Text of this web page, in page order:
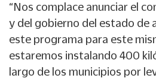
“Nos complace anunciar el
y del gobierno del estado de
este programa para este
estaremos instalando 400
largo de los municipios por